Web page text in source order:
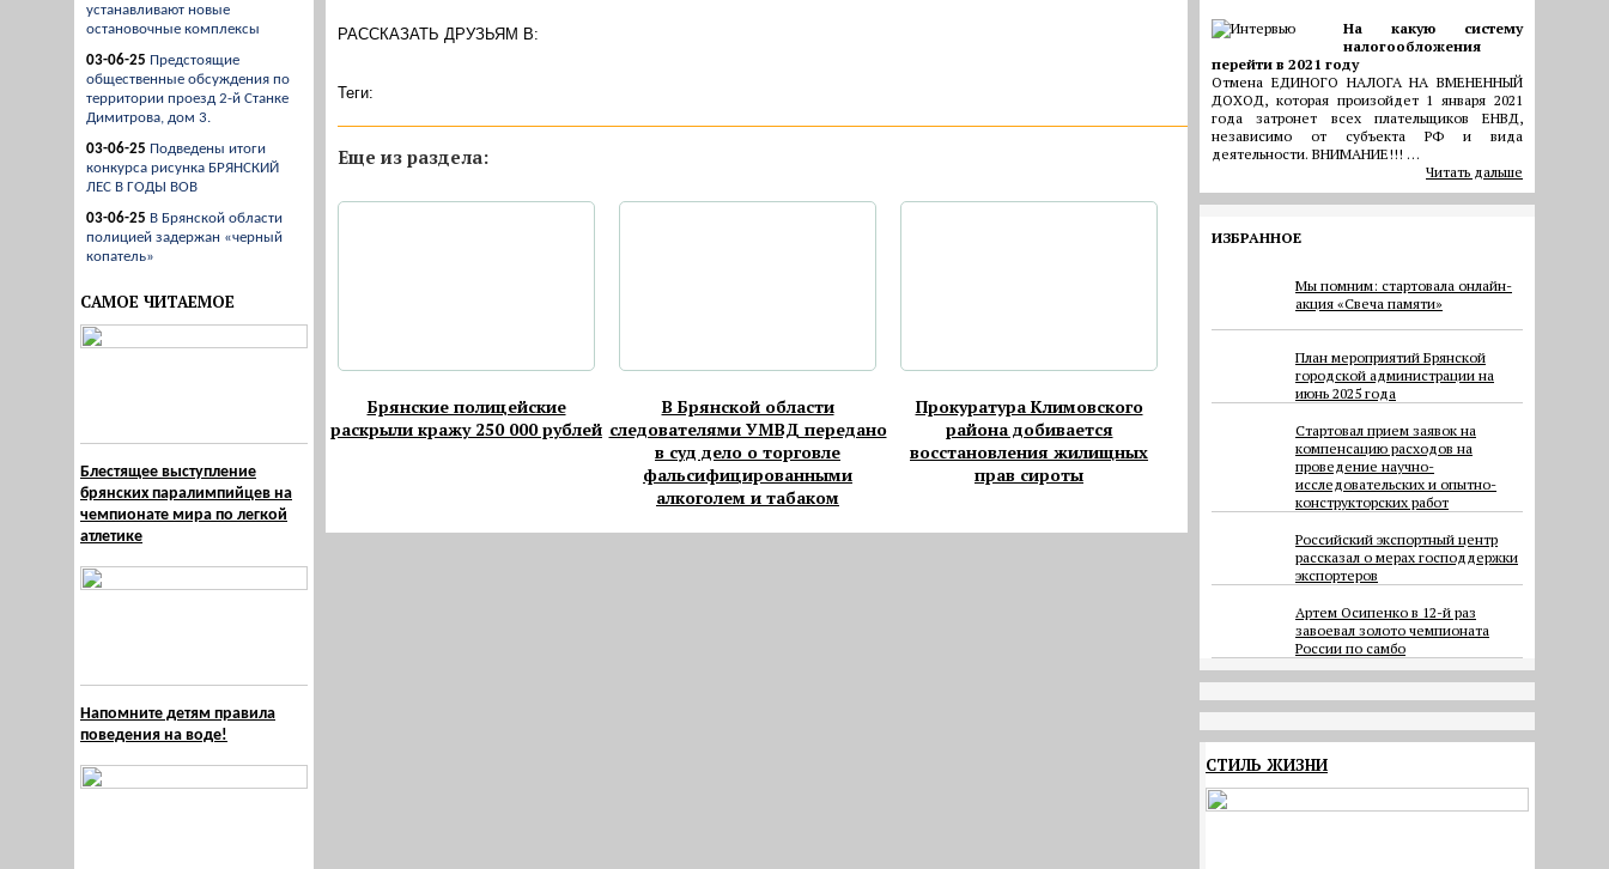
устанавливают новые
остановочные комплексы
03-06-25 Предстоящие
общественные обсуждения по
территории проезд 2-й Станке
Димитрова, дом 3.
03-06-25 Подведены итоги
конкурса рисунка БРЯНСКИЙ
ЛЕС В ГОДЫ ВОВ
03-06-25 В Брянской области
полицией задержан «черный
копатель»
САМОЕ ЧИТАЕМОЕ
Блестящее выступление
брянских паралимпийцев на
чемпионате мира по легкой
атлетике
Напомните детям правила
поведения на воде!
РАССКАЗАТЬ ДРУЗЬЯМ В:
Теги:
Eще из раздела:
Брянские полицейские
раскрыли кражу 250 000 рублей
В Брянской области
следователями УМВД передано
в суд дело о торговле
фальсифицированными
алкоголем и табаком
Прокуратура Климовского
района добивается
восстановления жилищных
прав сироты
На какую систему
налогообложения
перейти в 2021 году
Отмена ЕДИНОГО НАЛОГА НА ВМЕНЕННЫЙ
ДОХОД, которая произойдет 1 января 2021
года затронет всех плательщиков ЕНВД,
независимо от субъекта РФ и вида
деятельности. ВНИМАНИЕ!!! …
Читать дальше
ИЗБРАННОЕ
Мы помним: стартовала онлайн-
акция «Свеча памяти»
План мероприятий Брянской
городской администрации на
июнь 2025 года
Cтартовал прием заявок на
компенсацию расходов на
проведение научно-
исследовательских и опытно-
конструкторских работ
Российский экспортный центр
рассказал о мерах господдержки
экспортеров
Артем Осипенко в 12-й раз
завоевал золото чемпионата
России по самбо
СТИЛЬ ЖИЗНИ